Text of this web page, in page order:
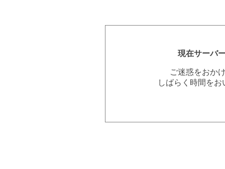
現在サーバ
ご迷惑をおか
しばらく時間を